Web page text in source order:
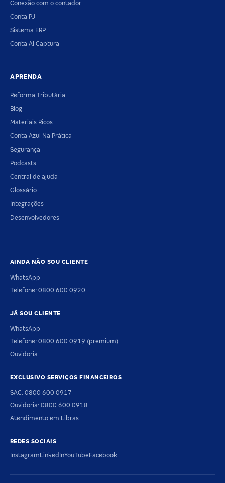
Conexão com o contador
Conta PJ
Sistema ERP
Conta AI Captura
APRENDA
Reforma Tributária
Blog
Materiais Ricos
Conta Azul Na Prática
Segurança
Podcasts
Central de ajuda
Glossário
Integrações
Desenvolvedores
AINDA NÃO SOU CLIENTE
WhatsApp
Telefone: 0800 600 0920
JÁ SOU CLIENTE
WhatsApp
Telefone: 0800 600 0919 (premium)
Ouvidoria
EXCLUSIVO SERVIÇOS FINANCEIROS
SAC: 0800 600 0917
Ouvidoria: 0800 600 0918
Atendimento em Libras
REDES SOCIAIS
InstagramLinkedInYouTubeFacebook